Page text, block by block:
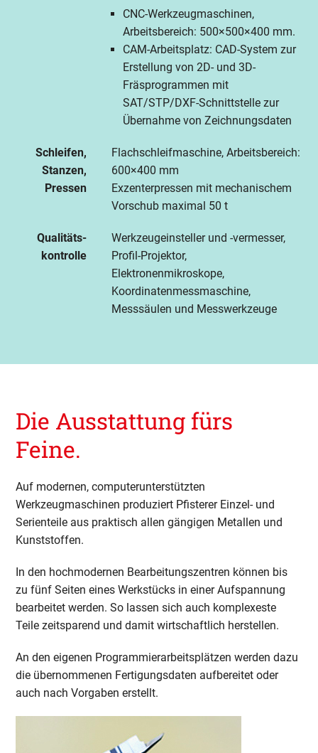
CNC-Werkzeugmaschinen,
Arbeitsbereich: 500×500×400 mm.
CAM-Arbeitsplatz: CAD-System zur
Erstellung von 2D- und 3D-
Fräsprogrammen mit
SAT/STP/DXF-Schnittstelle zur
Übernahme von Zeichnungsdaten
Schleifen,
Stanzen,
Pressen
Flachschleifmaschine, Arbeitsbereich:
600×400 mm
Exzenterpressen mit mechanischem
Vorschub maximal 50 t
Qualitäts­
kontrolle
Werkzeugeinsteller und -vermesser,
Profil-Projektor,
Elektronenmikroskope,
Koordinatenmessmaschine,
Messsäulen und Messwerkzeuge
Die Ausstattung fürs
Feine.
Auf modernen, computerunterstützten
Werkzeugmaschinen produziert Pfisterer Einzel- und
Serienteile aus praktisch allen gängigen Metallen und
Kunststoffen.
In den hochmodernen Bearbeitungszentren können bis
zu fünf Seiten eines Werkstücks in einer Aufspannung
bearbeitet werden. So lassen sich auch komplexeste
Teile zeitsparend und damit wirtschaftlich herstellen.
An den eigenen Programmierarbeitsplätzen werden dazu
die übernommenen Fertigungsdaten aufbereitet oder
auch nach Vorgaben erstellt.